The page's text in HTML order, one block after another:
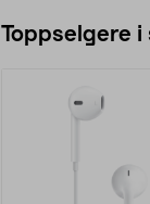
Toppselgere